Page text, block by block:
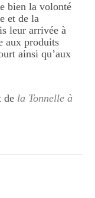
bien la volonté
et de la
leur arrivée à
aux produits
ainsi qu’aux
de la Tonnelle à